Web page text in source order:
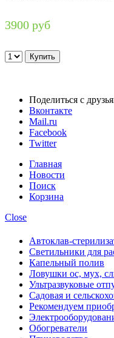
3900 руб
Поделиться с
Вконтакте
Mail.ru
Facebook
Twitter
Главная
Новости
Поиск
Корзина
Close
Автоклав-
Светильники для
Капельный полив
Ловушки ос, мух,
Ультразвуковые
Садовая и
Рекомендуем
Обогреватели